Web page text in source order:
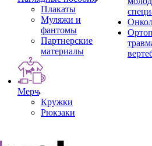
Плакаты
Муляжи и
фантомы
Партнерские
материалы
Мерч
Кружки
Рюкзаки